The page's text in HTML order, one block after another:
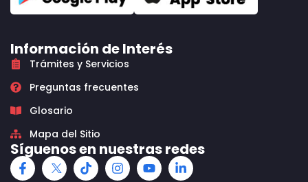
Información de Interés
Trámites y Servicios
Preguntas frecuentes
Glosario
Mapa del Sitio
Síguenos en nuestras redes